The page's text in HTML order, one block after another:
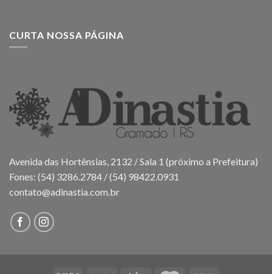
CURTA NOSSA PÁGINA
Avenida das Hortênsias, 2132 / Sala 1 (próximo a Prefeitura)
Fones: (54) 3286.2784 / (54) 98422.0931
contato@adinastia.com.br